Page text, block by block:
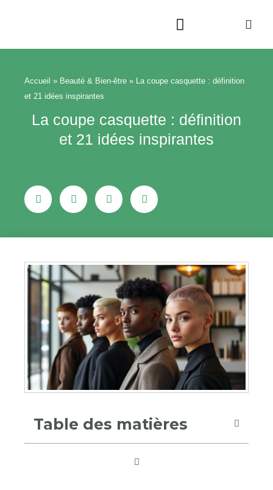
Accueil » Beauté & Bien-être » La coupe casquette : définition
et 21 idées inspirantes
La coupe casquette : définition
et 21 idées inspirantes
Table des matières